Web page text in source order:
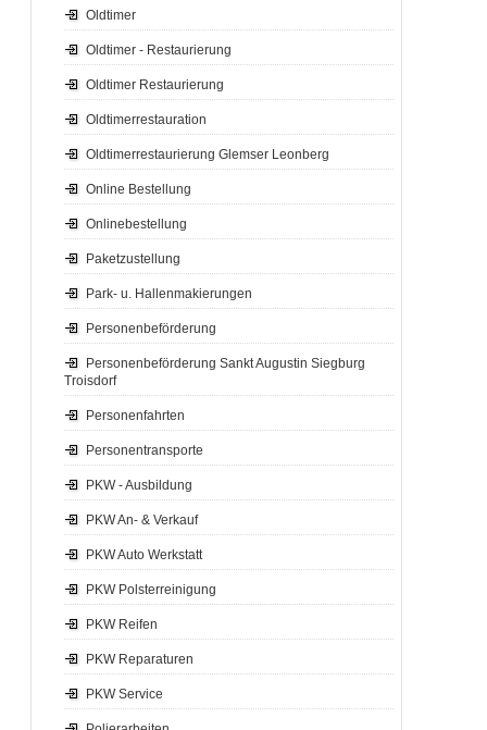
Oldtimer
Oldtimer - Restaurierung
Oldtimer Restaurierung
Oldtimerrestauration
Oldtimerrestaurierung Glemser Leonberg
Online Bestellung
Onlinebestellung
Paketzustellung
Park- u. Hallenmakierungen
Personenbeförderung
Personenbeförderung Sankt Augustin Siegburg
Troisdorf
Personenfahrten
Personentransporte
PKW - Ausbildung
PKW An- & Verkauf
PKW Auto Werkstatt
PKW Polsterreinigung
PKW Reifen
PKW Reparaturen
PKW Service